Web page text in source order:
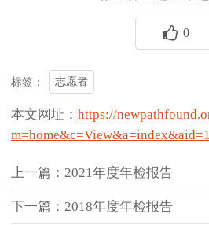
0
标签： 志愿者
本文网址： https://
上一篇：2021年度年检报告
下一篇：2018年度年检报告